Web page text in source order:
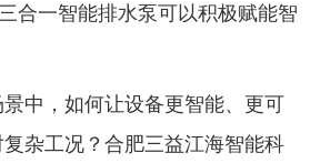
合一智能排水泵可以积极赋能智
中，如何让设备更智能、更可
杂工况？合肥三益江海智能科